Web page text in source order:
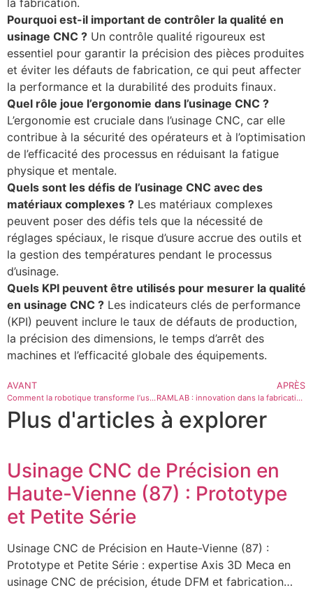
la fabrication.
Pourquoi est-il important de contrôler la qualité en
usinage CNC ? Un contrôle qualité rigoureux est
essentiel pour garantir la précision des pièces produites
et éviter les défauts de fabrication, ce qui peut affecter
la performance et la durabilité des produits finaux.
Quel rôle joue l’ergonomie dans l’usinage CNC ?
L’ergonomie est cruciale dans l’usinage CNC, car elle
contribue à la sécurité des opérateurs et à l’optimisation
de l’efficacité des processus en réduisant la fatigue
physique et mentale.
Quels sont les défis de l’usinage CNC avec des
matériaux complexes ? Les matériaux complexes
peuvent poser des défis tels que la nécessité de
réglages spéciaux, le risque d’usure accrue des outils et
la gestion des températures pendant le processus
d’usinage.
Quels KPI peuvent être utilisés pour mesurer la qualité
en usinage CNC ? Les indicateurs clés de performance
(KPI) peuvent inclure le taux de défauts de production,
la précision des dimensions, le temps d’arrêt des
machines et l’efficacité globale des équipements.
AVANT
Comment la robotique transforme l’usinage CNC
APRÈS
RAMLAB : innovation dans la fabrication sur mesure grâce à l’hélice Waampeller
Plus d'articles à explorer
Usinage CNC de Précision en
Haute-Vienne (87) : Prototype
et Petite Série
Usinage CNC de Précision en Haute-Vienne (87) :
Prototype et Petite Série : expertise Axis 3D Meca en
usinage CNC de précision, étude DFM et fabrication…